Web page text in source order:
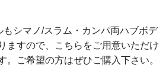
もシマノ/スラム・カンパ両ハブボデ
ますので、こちらをご用意いただけ
。ご希望の方はぜひご購入下さい。